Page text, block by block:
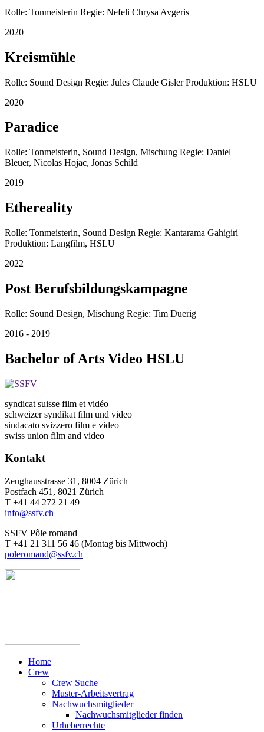
Rolle: Tonmeisterin Regie: Nefeli Chrysa Avgeris
2020
Kreismühle
Rolle: Sound Design Regie: Jules Claude Gisler Produktion: HSLU
2020
Paradice
Rolle: Tonmeisterin, Sound Design, Mischung Regie: Daniel
Bleuer, Nicolas Hojac, Jonas Schild
2019
Ethereality
Rolle: Tonmeisterin, Sound Design Regie: Kantarama Gahigiri
Produktion: Langfilm, HSLU
2022
Post Berufsbildungskampagne
Rolle: Sound Design, Mischung Regie: Tim Duerig
2016 - 2019
Bachelor of Arts Video HSLU
syndicat suisse film et vidéo
schweizer syndikat film und video
sindacato svizzero film e video
swiss union film and video
Kontakt
Zeughausstrasse 31, 8004 Zürich
Postfach 451, 8021 Zürich
T +41 44 272 21 49
info@ssfv.ch
SSFV Pôle romand
T +41 21 311 56 46 (Montag bis Mittwoch)
poleromand@ssfv.ch
Home
Crew
Crew Suche
Muster-Arbeitsvertrag
Nachwuchsmitglieder
Nachwuchsmitglieder finden
Urheberrechte